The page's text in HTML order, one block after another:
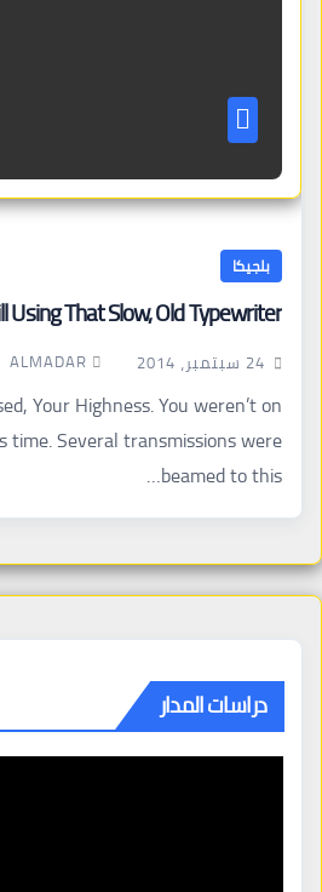
بلجيكا
Using That Slow, Old Typewriter?
24 سبتمبر، 2014 ALMADAR
Your Highness. You weren’t on
time. Several transmissions were
beamed to this…
دراسات المدار